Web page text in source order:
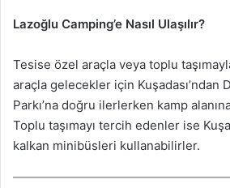
Lazoğlu Camping’e Nasıl Ulaşılır?
Tesise özel araçla veya toplu
araçla gelecekler için Kuşadası’ndan
Parkı’na doğru ilerlerken kamp
Toplu taşımayı tercih edenler ise
kalkan minibüsleri kullanabilirler.